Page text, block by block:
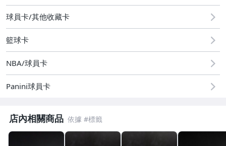
球員卡/其他收藏卡
籃球卡
NBA/球員卡
Panini球員卡
店內相關商品